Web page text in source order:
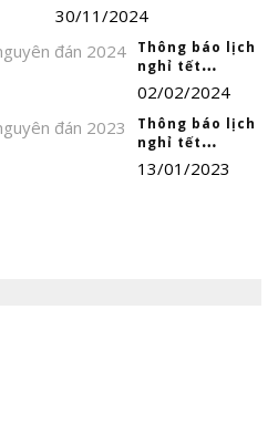
30/11/2024
Thông báo lịch
nghỉ tết
nguyên đán
2024
02/02/2024
Thông báo lịch
nghỉ tết
nguyên đán
2023
13/01/2023